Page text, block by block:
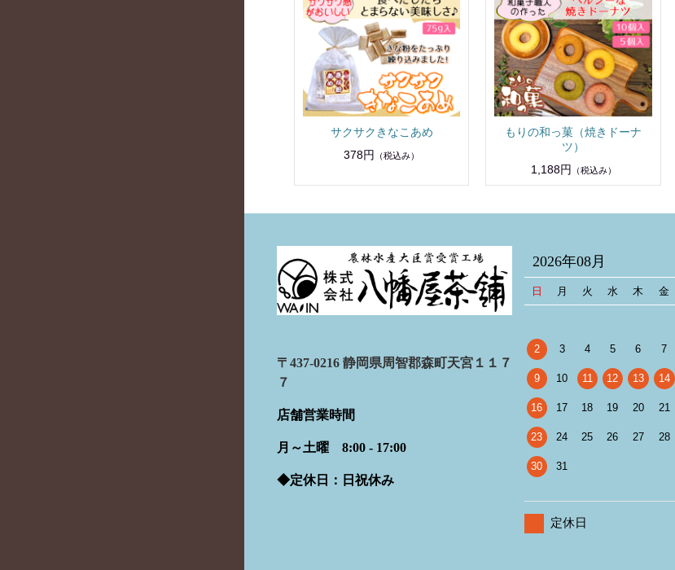
サクサクきなこあめ
378円
（税込み）
もりの和っ菓（焼きドーナ
ツ）
1,188円
（税込み）
〒437-0216 静岡県周智郡森町天宮１１７
７
店舗営業時間
月～土曜 8:00 - 17:00
◆定休日：日祝休み
2026年08月
日 月 火 水 木 金
2 3 4 5 6 7
9 10 11 12 13 14
16 17 18 19 20 21
23 24 25 26 27 28
30 31
定休日